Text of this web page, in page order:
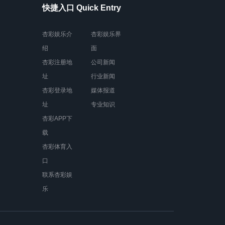
快捷入口 Quick Entry
杏彩娱乐介
绍
杏彩注册地
址
杏彩登录地
址
杏彩APP下
载
杏彩体育入
口
联系杏彩娱
乐
杏彩娱乐界
面
公司新闻
行业新闻
媒体报道
专业知识